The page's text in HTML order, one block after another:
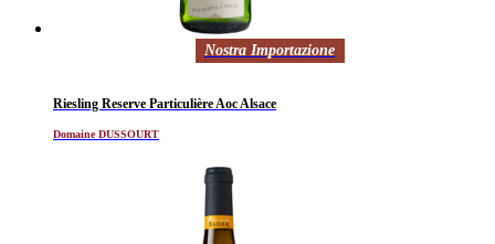
Nostra Importazione
Riesling Reserve Particulière Aoc Alsace
Domaine DUSSOURT